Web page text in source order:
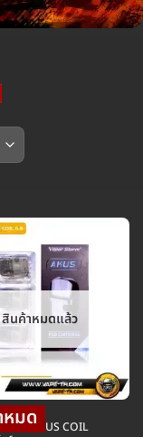
สินค้าหมดแล้ว
รี่ไฟฟ้า
AKUS COIL